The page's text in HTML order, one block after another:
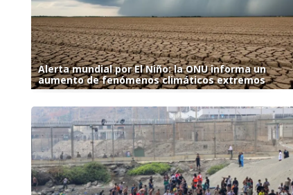
Alerta mundial por El Niño: la ONU informa un
aumento de fenómenos climáticos extremos